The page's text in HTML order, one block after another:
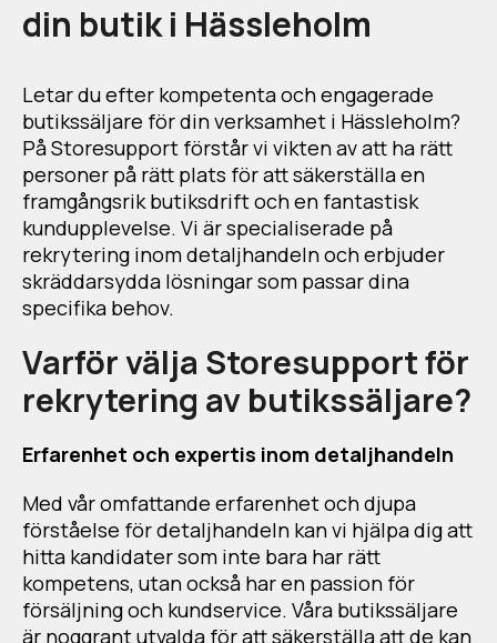
din butik i Hässleholm
Letar du efter kompetenta och engagerade
butikssäljare för din verksamhet i Hässleholm?
På Storesupport förstår vi vikten av att ha rätt
personer på rätt plats för att säkerställa en
framgångsrik butiksdrift och en fantastisk
kundupplevelse. Vi är specialiserade på
rekrytering inom detaljhandeln och erbjuder
skräddarsydda lösningar som passar dina
specifika behov.
Varför välja Storesupport för
rekrytering av butikssäljare?
Erfarenhet och expertis inom detaljhandeln
Med vår omfattande erfarenhet och djupa
förståelse för detaljhandeln kan vi hjälpa dig att
hitta kandidater som inte bara har rätt
kompetens, utan också har en passion för
försäljning och kundservice. Våra butikssäljare
är noggrant utvalda för att säkerställa att de kan